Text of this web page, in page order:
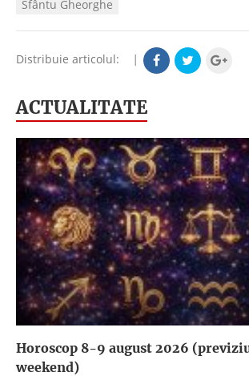
Sfântu Gheorghe
Distribuie articolul: |
ACTUALITATE
Horoscop 8-9 august 2026
weekend)